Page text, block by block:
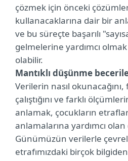
çözmek için önceki
kullanacaklarına dair bir
ve bu süreçte başarılı
gelmelerine yardımcı
olabilir.
Mantıklı düşünme
Verilerin nasıl okunacağını,
çalıştığını ve farklı
anlamak, çocukların
anlamalarına yardımcı
Günümüzün verilerle
etrafımızdaki birçok